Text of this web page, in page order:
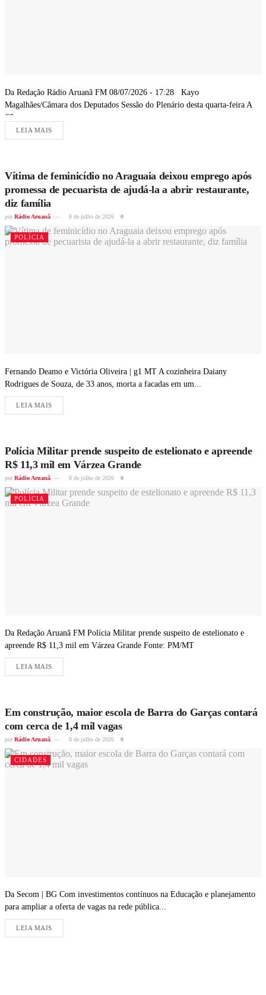
Da Redação Rádio Aruanã FM 08/07/2026 - 17:28 Kayo
Magalhães/Câmara dos Deputados Sessão do Plenário desta quarta-feira A
Câmara...
LEIA MAIS
Vítima de feminicídio no Araguaia deixou emprego após
promessa de pecuarista de ajudá-la a abrir restaurante,
diz família
por Rádio Aruanã 8 de julho de 2026 0
POLÍCIA
Fernando Deamo e Victória Oliveira | g1 MT A cozinheira Daiany
Rodrigues de Souza, de 33 anos, morta a facadas em um...
LEIA MAIS
Polícia Militar prende suspeito de estelionato e apreende
R$ 11,3 mil em Várzea Grande
por Rádio Aruanã 8 de julho de 2026 0
POLÍCIA
Da Redação Aruanã FM Polícia Militar prende suspeito de estelionato e
apreende R$ 11,3 mil em Várzea Grande Fonte: PM/MT
LEIA MAIS
Em construção, maior escola de Barra do Garças contará
com cerca de 1,4 mil vagas
por Rádio Aruanã 8 de julho de 2026 0
CIDADES
Da Secom | BG Com investimentos contínuos na Educação e planejamento
para ampliar a oferta de vagas na rede pública...
LEIA MAIS